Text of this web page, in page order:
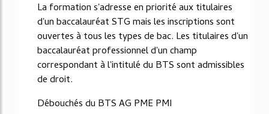
La formation s'adresse en priorité aux titulaires
d'un baccalauréat STG mais les inscriptions sont
ouvertes à tous les types de bac. Les titulaires d'un
baccalauréat professionnel d'un champ
correspondant à l'intitulé du BTS sont admissibles
de droit.
Débouchés du BTS AG PME PMI